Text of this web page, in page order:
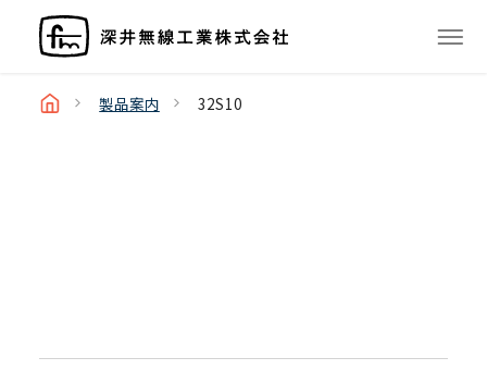
製品案内 32S10